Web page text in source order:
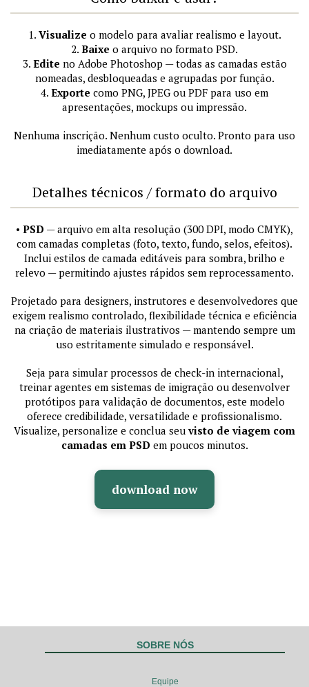
1. Visualize o modelo para avaliar realismo e layout.
2. Baixe o arquivo no formato PSD.
3. Edite no Adobe Photoshop — todas as camadas estão
nomeadas, desbloqueadas e agrupadas por função.
4. Exporte como PNG, JPEG ou PDF para uso em
apresentações, mockups ou impressão.
Nenhuma inscrição. Nenhum custo oculto. Pronto para uso
imediatamente após o download.
Detalhes técnicos / formato do arquivo
• PSD — arquivo em alta resolução (300 DPI, modo CMYK),
com camadas completas (foto, texto, fundo, selos, efeitos).
Inclui estilos de camada editáveis para sombra, brilho e
relevo — permitindo ajustes rápidos sem reprocessamento.
Projetado para designers, instrutores e desenvolvedores que
exigem realismo controlado, flexibilidade técnica e eficiência
na criação de materiais ilustrativos — mantendo sempre um
uso estritamente simulado e responsável.
Seja para simular processos de check-in internacional,
treinar agentes em sistemas de imigração ou desenvolver
protótipos para validação de documentos, este modelo
oferece credibilidade, versatilidade e profissionalismo.
Visualize, personalize e conclua seuvisto de viagem com
camadas em PSD em poucos minutos.
download now
SOBRE NÓS
Equipe